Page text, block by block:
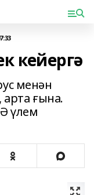
кейергә
менән
ғына.
үлем